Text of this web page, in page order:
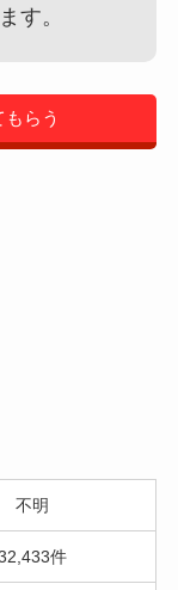
す。
らう
不明
件